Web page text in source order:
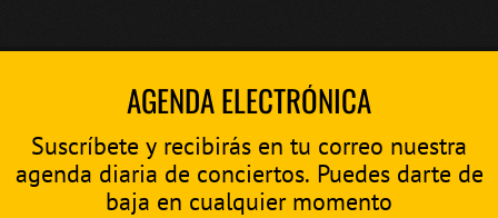
AGENDA ELECTRÓNICA
Suscríbete y recibirás en tu correo nuestra
agenda diaria de conciertos. Puedes darte de
baja en cualquier momento